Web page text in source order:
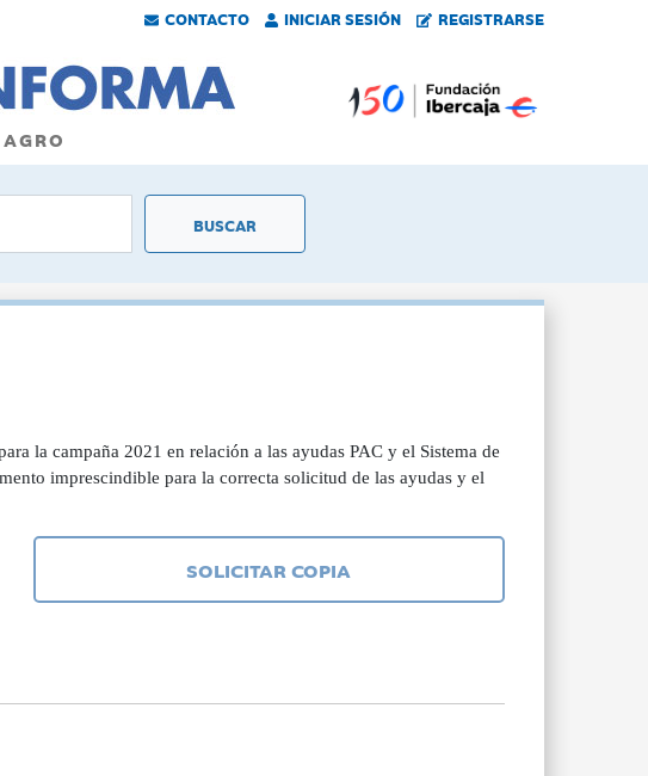
CONTACTO INICIAR SESIÓN REGISTRARSE
la campaña 2021 en relación a las ayudas PAC y el Sistema de
imprescindible para la correcta solicitud de las ayudas y el
SOLICITAR COPIA